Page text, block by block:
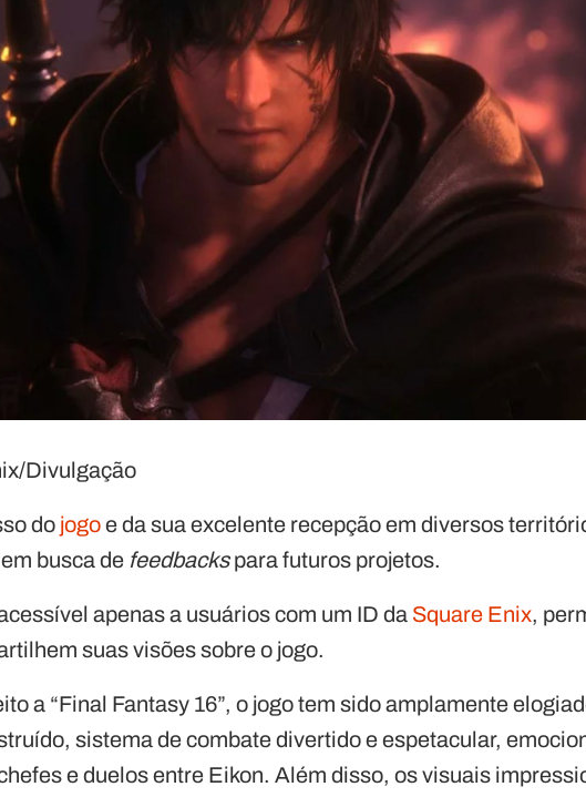
Divulgação
do jogoe da sua excelente recepção em diversos
busca de feedbackspara futuros projetos.
apenas a usuários com um ID da Square Enix,
suas visões sobre o jogo.
a “Final Fantasy 16”, o jogo tem sido amplamente
sistema de combate divertido e espetacular,
e duelos entre Eikon. Além disso, os visuais